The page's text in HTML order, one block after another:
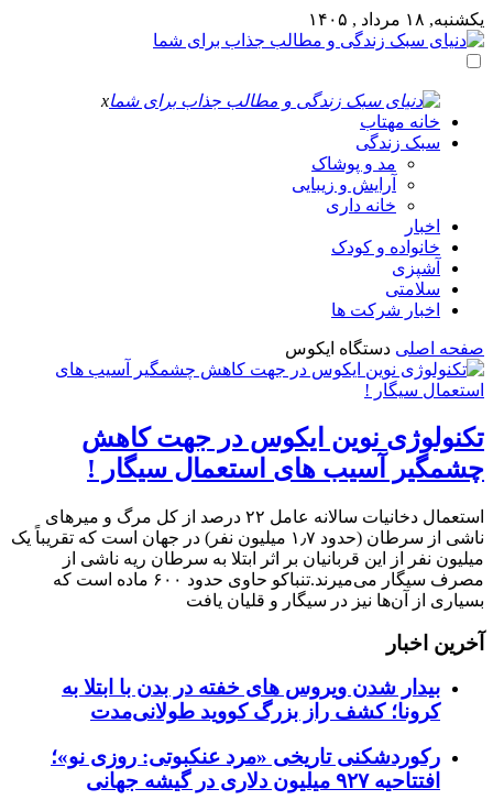
یکشنبه, ۱۸ مرداد , ۱۴۰۵
x
خانه مهتاب
سبک زندگی
مد و پوشاک
آرایش و زیبایی
خانه داری
اخبار
خانواده و کودک
آشپزی
سلامتی
اخبار شرکت ها
صفحه اصلی دستگاه ایکوس
تکنولوژی نوین ایکوس در جهت کاهش
چشمگیر آسیب های استعمال سیگار !
استعمال دخانیات سالانه عامل ۲۲ درصد از کل مرگ و میرهای
ناشی از سرطان (حدود ۱٫۷ میلیون نفر) در جهان است که تقریباً یک
میلیون نفر از این قربانیان بر اثر ابتلا به سرطان ریه ناشی از
مصرف سیگار می‌میرند.تنباکو حاوی حدود ۶۰۰ ماده است که
بسیاری از آن‌ها نیز در سیگار و قلیان یافت
آخرین اخبار
بیدار شدن ویروس‌ های خفته در بدن با ابتلا به
کرونا؛ کشف راز بزرگ کووید طولانی‌مدت
رکوردشکنی تاریخی «مرد عنکبوتی: روزی نو»؛
افتتاحیه ۹۲۷ میلیون دلاری در گیشه جهانی